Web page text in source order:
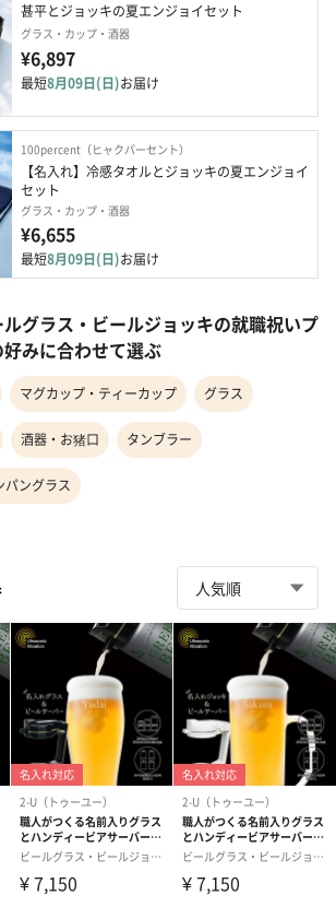
甚平とジョッキの夏エンジョイセット
グラス・カップ・酒器
¥6,897
最短8月09日(日)お届け
100percent（ヒャクパーセント）
【名入れ】冷感タオルとジョッキの夏エンジョイ
セット
グラス・カップ・酒器
¥6,655
最短8月09日(日)お届け
グラス・ビールジョッキの就職祝いプ
みに合わせて選ぶ
マグカップ・ティーカップ グラス
酒器・お猪口 タンブラー
パングラス